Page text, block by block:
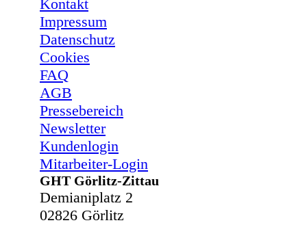
Kontakt
Impressum
Datenschutz
Cookies
FAQ
AGB
Pressebereich
Newsletter
Kundenlogin
Mitarbeiter-Login
GHT Görlitz-Zittau
Demianiplatz 2
02826 Görlitz